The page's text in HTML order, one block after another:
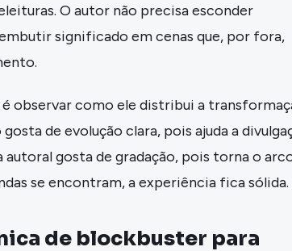
O autor não precisa esconder
significado em cenas que, por fora,
observar como ele distribui a
de evolução clara, pois ajuda a
gosta de gradação, pois torna o
se encontram, a experiência fica sólida.
de blockbuster para